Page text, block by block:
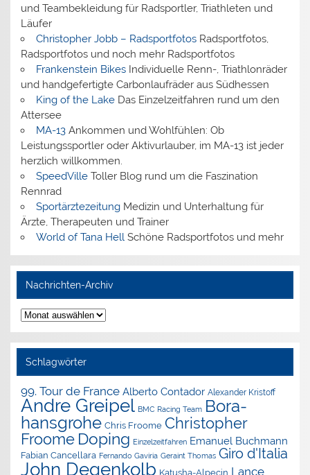
und Teambekleidung für Radsportler, Triathleten und
Läufer
Christopher Jobb – RadsportfotosRadsportfotos,
Radsportfotos und noch mehr Radsportfotos
Frankenstein BikesIndividuelle Renn-, Triathlonräder
und handgefertigte Carbonlaufräder aus Südhessen
King of the LakeDas Einzelzeitfahren rund um den
Attersee
MA-13Ankommen und Wohlfühlen: Ob
Leistungssportler oder Aktivurlauber, im MA-13 ist jeder
herzlich willkommen.
SpeedVilleToller Blog rund um die Faszination
Rennrad
SportärztezeitungMedizin und Unterhaltung für
Ärzte, Therapeuten und Trainer
World of Tana Hell Schöne Radsportfotos und mehr
Nachrichten-Archiv
Nachrichten-
Archiv
Schlagwörter
99. Tour de France Alberto Contador Alexander Kristoff
Andre Greipel BMC Racing Team Bora-
hansgrohe Chris Froome Christopher
Froome Doping Einzelzeitfahren Emanuel Buchmann
Fabian Cancellara Fernando Gaviria Geraint Thomas Giro d'Italia
John Degenkolb Katusha-Alpecin Lance